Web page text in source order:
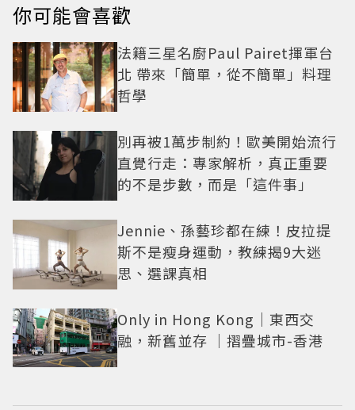
你可能會喜歡
法籍三星名廚Paul Pairet揮軍台
北 帶來「簡單，從不簡單」料理
哲學
別再被1萬步制約！歐美開始流行
直覺行走：專家解析，真正重要
的不是步數，而是「這件事」
Jennie、孫藝珍都在練！皮拉提
斯不是瘦身運動，教練揭9大迷
思、選課真相
Only in Hong Kong｜東西交
融，新舊並存 ｜摺疊城市-香港